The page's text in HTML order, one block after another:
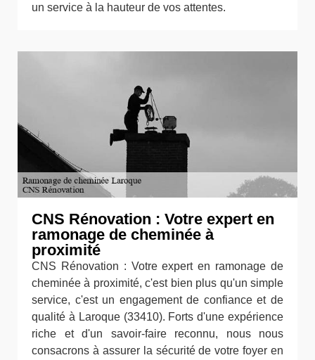
un service à la hauteur de vos attentes.
CNS Rénovation : Votre expert en
ramonage de cheminée à
proximité
CNS Rénovation : Votre expert en ramonage de
cheminée à proximité, c'est bien plus qu'un simple
service, c'est un engagement de confiance et de
qualité à Laroque (33410). Forts d'une expérience
riche et d'un savoir-faire reconnu, nous nous
consacrons à assurer la sécurité de votre foyer en